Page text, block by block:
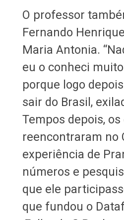
O professor
Fernando
Maria Antonia.
eu o conheci
porque logo
sair do Brasil,
Tempos depois, os
reencontraram no
experiência de
números e
que ele
que fundou o